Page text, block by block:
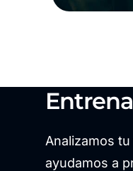
Analizamos
ayudamos a